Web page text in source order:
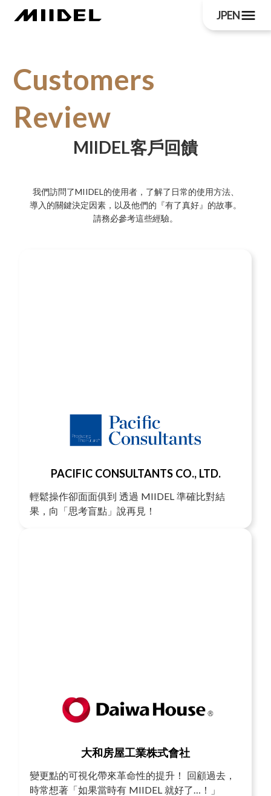
JPENmenu
Customers
Review
MIIDEL客戶回饋
我們訪問了MIIDEL的使用者，了解了日常的使用方法、
導入的關鍵決定因素，以及他們的『有了真好』的故事。
請務必參考這些經驗。
PACIFIC CONSULTANTS CO., LTD.
輕鬆操作卻面面俱到 透過 MIIDEL 準確比對結
果，向「思考盲點」說再見！
大和房屋工業株式會社
變更點的可視化帶來革命性的提升！ 回顧過去，
時常想著「如果當時有 MIIDEL 就好了…！」